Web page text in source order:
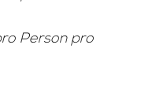
Person pro